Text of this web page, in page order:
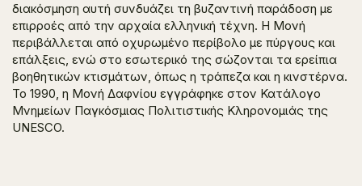
διακόσμηση αυτή συνδυάζει τη βυζαντινή παράδοση με
επιρροές από την αρχαία ελληνική τέχνη. Η Μονή
περιβάλλεται από οχυρωμένο περίβολο με πύργους και
επάλξεις, ενώ στο εσωτερικό της σώζονται τα ερείπια
βοηθητικών κτισμάτων, όπως η τράπεζα και η κινστέρνα.
Το 1990, η Μονή Δαφνίου εγγράφηκε στον Κατάλογο
Μνημείων Παγκόσμιας Πολιτιστικής Κληρονομιάς της
UNESCO.